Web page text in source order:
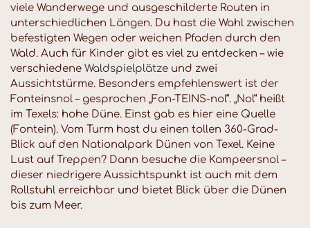
viele Wanderwege und ausgeschilderte Routen in
unterschiedlichen Längen. Du hast die Wahl zwischen
befestigten Wegen oder weichen Pfaden durch den
Wald. Auch für Kinder gibt es viel zu entdecken – wie
verschiedene Waldspielplätze und zwei
Aussichtstürme. Besonders empfehlenswert ist der
Fonteinsnol – gesprochen „Fon-TEINS-nol“. „Nol“ heißt
im Texels: hohe Düne. Einst gab es hier eine Quelle
(Fontein). Vom Turm hast du einen tollen 360-Grad-
Blick auf den Nationalpark Dünen von Texel. Keine
Lust auf Treppen? Dann besuche die Kampeersnol –
dieser niedrigere Aussichtspunkt ist auch mit dem
Rollstuhl erreichbar und bietet Blick über die Dünen
bis zum Meer.